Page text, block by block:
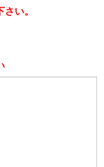
い。